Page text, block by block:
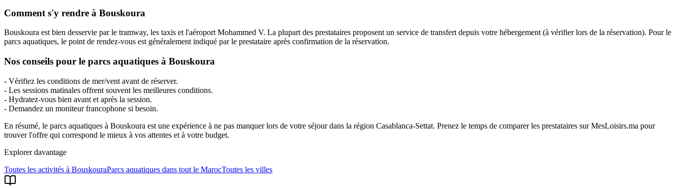
Comment s'y rendre à Bouskoura
Bouskoura est bien desservie par le tramway, les taxis et l'aéroport Mohammed V. La plupart des prestataires proposent un service de transfert depuis votre hébergement (à vérifier lors de la réservation). Pour le
parcs aquatiques, le point de rendez-vous est généralement indiqué par le prestataire après confirmation de la réservation.
Nos conseils pour le parcs aquatiques à Bouskoura
- Vérifiez les conditions de mer/vent avant de réserver.
- Les sessions matinales offrent souvent les meilleures conditions.
- Hydratez-vous bien avant et après la session.
- Demandez un moniteur francophone si besoin.
En résumé, le parcs aquatiques à Bouskoura est une expérience à ne pas manquer lors de votre séjour dans la région Casablanca-Settat. Prenez le temps de comparer les prestataires sur MesLoisirs.ma pour
trouver l'offre qui correspond le mieux à vos attentes et à votre budget.
Explorer davantage
Toutes les activités à BouskouraParcs aquatiques dans tout le MarocToutes les villes